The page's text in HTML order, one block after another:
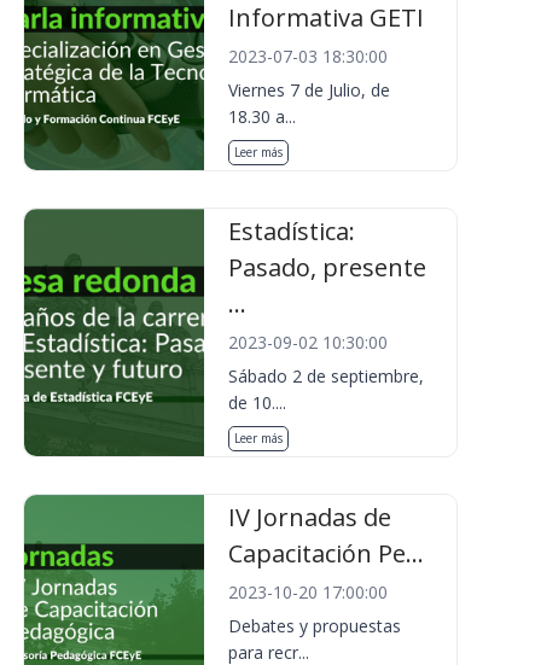
Informativa GETI
2023-07-03 18:30:00
Viernes 7 de Julio, de
18.30 a...
Leer más
Estadística:
Pasado, presente
...
2023-09-02 10:30:00
Sábado 2 de septiembre,
de 10....
Leer más
IV Jornadas de
Capacitación Pe...
2023-10-20 17:00:00
Debates y propuestas
para recr...